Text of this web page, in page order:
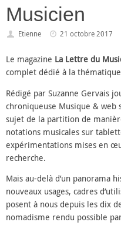
Musicien
Etienne 21 octobre 2017
Le magazine La Lettre du
complet dédié à la
Rédigé par Suzanne Gervais
chroniqueuse Musique & web
sujet de la partition de
notations musicales sur
expérimentations mises en
recherche.
Mais au-delà d’un panorama
nouveaux usages, cadres
posent à nous depuis les dix
nomadisme rendu possible